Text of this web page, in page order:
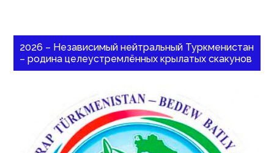
2026 – Независимый нейтральный Туркменистан
– родина целеустремлённых крылатых скакунов